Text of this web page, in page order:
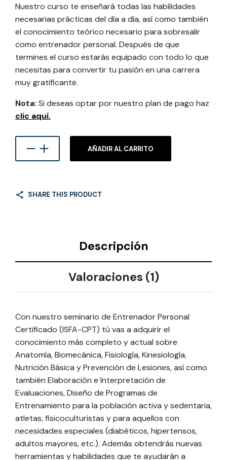
Nuestro curso te enseñará todas las habilidades
necesarias prácticas del día a día, así como también
el conocimiento teórico necesario para sobresalir
como entrenador personal. Después de que
termines el curso estarás equipado con todo lo que
necesitas para convertir tu pasión en una carrera
muy gratificante.
Nota: Si deseas optar por nuestro plan de pago haz
clic aquí.
AÑADIR AL CARRITO
SHARE THIS PRODUCT
Descripción
Valoraciones (1)
Con nuestro seminario de Entrenador Personal
Certificado (ISFA-CPT) tú vas a adquirir el
conocimiento más completo y actual sobre
Anatomía, Biomecánica, Fisiologí­a, Kinesiologí­a,
Nutrición Básica y Prevención de Lesiones, así como
también Elaboración e Interpretación de
Evaluaciones, Diseño de Programas de
Entrenamiento para la población activa y sedentaria,
atletas, fisicoculturistas y para aquellos con
necesidades especiales (diabéticos, hipertensos,
adultos mayores, etc.). Además obtendrás nuevas
herramientas y habilidades que te ayudarán a